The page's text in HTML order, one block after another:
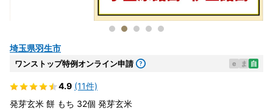
埼玉県羽生市
ワンストップ特例オンライン申請 e ま 自
4.9 (11件)
発芽玄米 餅 もち 32個 発芽玄米